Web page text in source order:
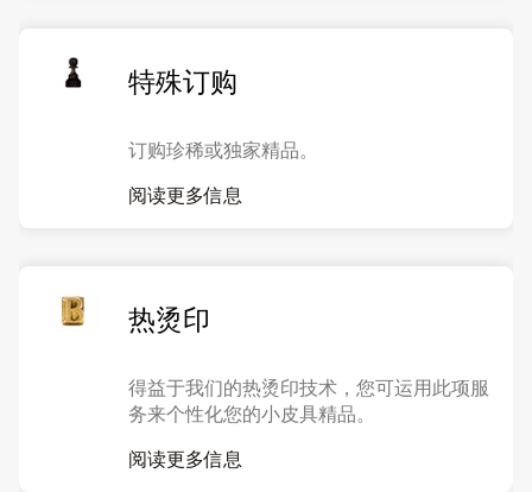
特殊订购
订购珍稀或独家精品。
阅读更多信息
热烫印
得益于我们的热烫印技术，您可运用此项服
务来个性化您的小皮具精品。
阅读更多信息